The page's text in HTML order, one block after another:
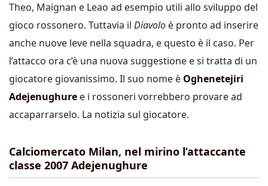
Theo, Maignan e Leao ad esempio utili allo sviluppo del
gioco rossonero. Tuttavia il Diavolo è pronto ad inserire
anche nuove leve nella squadra, e questo è il caso. Per
l’attacco ora c’è una nuova suggestione e si tratta di un
giocatore giovanissimo. Il suo nome è Oghenetejiri
Adejenughure e i rossoneri vorrebbero provare ad
accaparrarselo. La notizia sul giocatore.
Calciomercato Milan, nel mirino l’attaccante
classe 2007 Adejenughure